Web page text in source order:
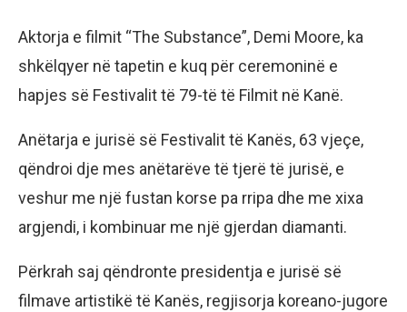
Aktorja e filmit “The Substance”, Demi Moore, ka
shkëlqyer në tapetin e kuq për ceremoninë e
hapjes së Festivalit të 79-të të Filmit në Kanë.
Anëtarja e jurisë së Festivalit të Kanës, 63 vjeçe,
qëndroi dje mes anëtarëve të tjerë të jurisë, e
veshur me një fustan korse pa rripa dhe me xixa
argjendi, i kombinuar me një gjerdan diamanti.
Përkrah saj qëndronte presidentja e jurisë së
filmave artistikë të Kanës, regjisorja koreano-jugore